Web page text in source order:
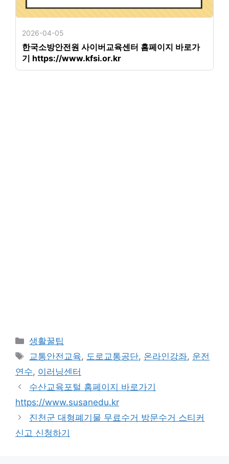
2026-04-05
한국소방안전원 사이버교육센터 홈페이지 바로가
기 https://www.kfsi.or.kr
카
테
리
생활꿀팁
태
그
교통안전교육, 도로교통공단, 온라인강좌, 운전
연수, 이러닝센터
수산교육포털 홈페이지 바로가기
https://www.susanedu.kr
진천군 대형폐기물 무료수거 방문수거 스티커
신고 신청하기